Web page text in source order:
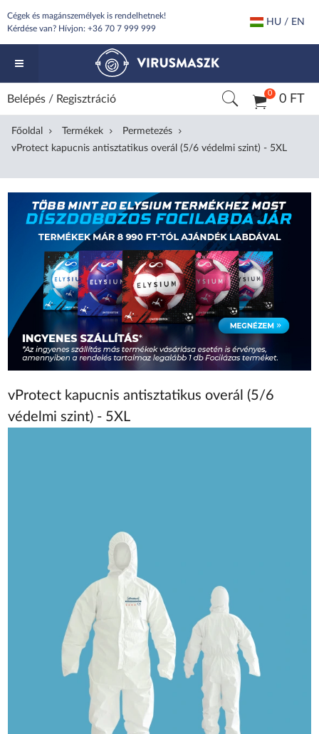
Cégek és magánszemélyek is rendelhetnek!
Kérdése van? Hívjon: +36 70 7 999 999
HU / EN
0 0 FT
Belépés / Regisztráció
Főoldal Termékek
Permetezés
vProtect kapucnis antisztatikus overál (5/6 védelmi szint) - 5XL
vProtect kapucnis antisztatikus overál (5/6
védelmi szint) - 5XL